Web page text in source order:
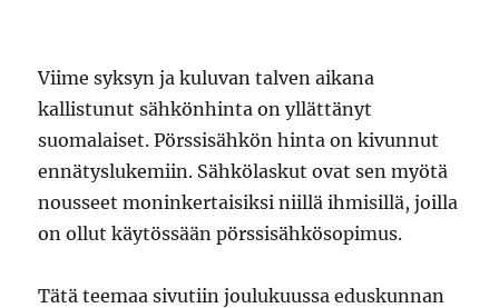
Viime syksyn ja kuluvan talven aikana
kallistunut sähkönhinta on yllättänyt
suomalaiset. Pörssisähkön hinta on kivunnut
ennätyslukemiin. Sähkölaskut ovat sen myötä
nousseet moninkertaisiksi niillä ihmisillä, joilla
on ollut käytössään pörssisähkösopimus.
Tätä teemaa sivutiin joulukuussa eduskunnan